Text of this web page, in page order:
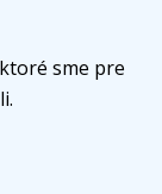
sme pre